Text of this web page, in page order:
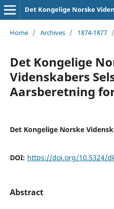
Det Kongelige Norske
Home / Archives / 1874-1877 /
Det Kongelige
Videnskabers
Aarsberetning
Det Kongelige Norske
DOI: https://doi.org/10.5324/
Abstract